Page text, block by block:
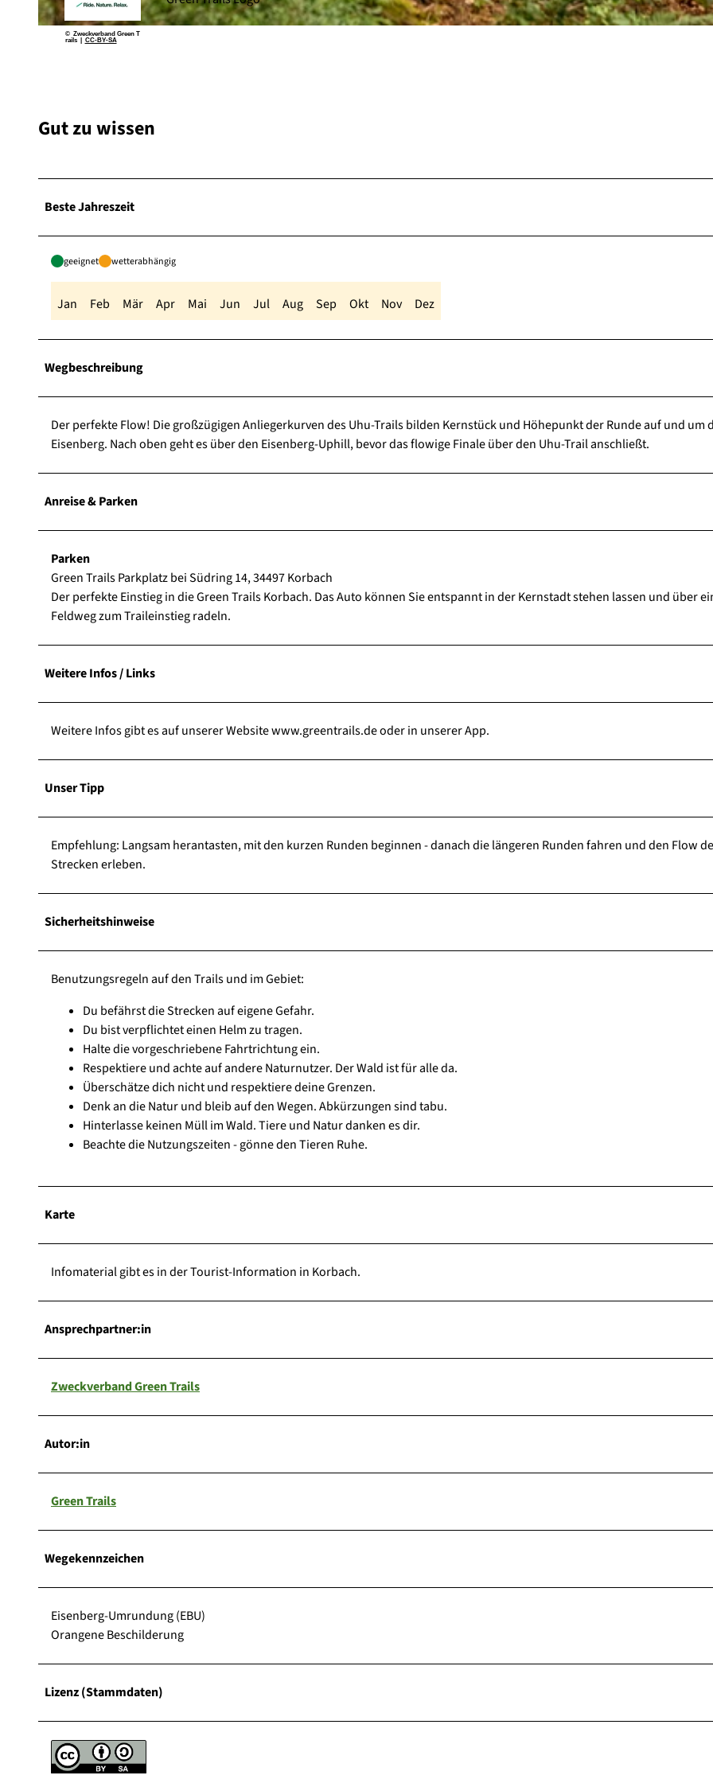
© Marius Lahme, Zweckverband Green Trails |
© Zweckverband Green T
rails | CC-BY-SA
Gut zu wissen
Beste Jahreszeit
geeignet wetterabhängig
Jan Feb Mär Apr Mai Jun Jul Aug Sep Okt Nov Dez
Wegbeschreibung
Der perfekte Flow! Die großzügigen Anliegerkurven des Uhu-Trails bilden Kernstück und Höhepunkt der Runde auf und um
Eisenberg. Nach oben geht es über den Eisenberg-Uphill, bevor das flowige Finale über den Uhu-Trail anschließt.
Anreise & Parken
Parken
Green Trails Parkplatz bei Südring 14, 34497 Korbach
Der perfekte Einstieg in die Green Trails Korbach. Das Auto können Sie entspannt in der Kernstadt stehen lassen und über
Feldweg zum Traileinstieg radeln.
Weitere Infos / Links
Weitere Infos gibt es auf unserer Website www.greentrails.de oder in unserer App.
Unser Tipp
Empfehlung: Langsam herantasten, mit den kurzen Runden beginnen - danach die längeren Runden fahren und den Flow
Strecken erleben.
Sicherheitshinweise
Benutzungsregeln auf den Trails und im Gebiet:
Du befährst die Strecken auf eigene Gefahr.
Du bist verpflichtet einen Helm zu tragen.
Halte die vorgeschriebene Fahrtrichtung ein.
Respektiere und achte auf andere Naturnutzer. Der Wald ist für alle da.
Überschätze dich nicht und respektiere deine Grenzen.
Denk an die Natur und bleib auf den Wegen. Abkürzungen sind tabu.
Hinterlasse keinen Müll im Wald. Tiere und Natur danken es dir.
Beachte die Nutzungszeiten - gönne den Tieren Ruhe.
Karte
Infomaterial gibt es in der Tourist-Information in Korbach.
Ansprechpartner:in
Zweckverband Green Trails
Autor:in
Green Trails
Wegekennzeichen
Eisenberg-Umrundung (EBU)
Orangene Beschilderung
Lizenz (Stammdaten)